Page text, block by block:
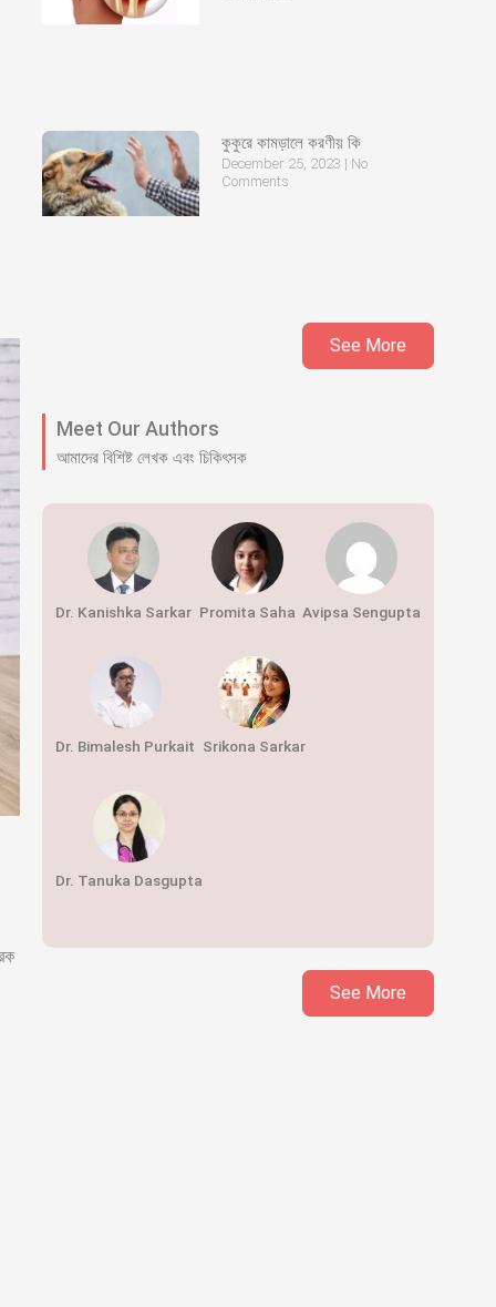
কুকুরে কামড়ালে করণীয় কি
December 25, 2023
No
Comments
See More
Meet Our Authors
আমাদের বিশিষ্ট লেখক এবং চিকিৎসক
Dr. Kanishka Sarkar Promita Saha Avipsa Sengupta
Dr. Bimalesh Purkait Srikona Sarkar
Dr. Tanuka Dasgupta
See More